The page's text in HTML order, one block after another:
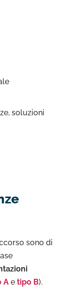
soluzioni
sono di
A e tipo B).